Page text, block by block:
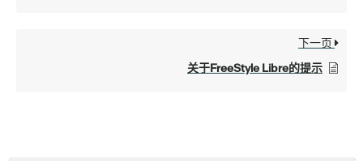
下一页
关于FreeStyle Libre的提示